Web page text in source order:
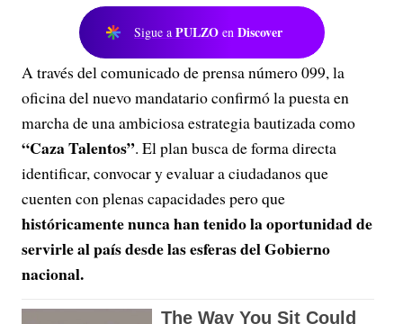
Sigue a PULZO en Discover
A través del comunicado de prensa número 099, la
oficina del nuevo mandatario confirmó la puesta en
marcha de una ambiciosa estrategia bautizada como
“Caza Talentos”. El plan busca de forma directa
identificar, convocar y evaluar a ciudadanos que
cuenten con plenas capacidades pero que
históricamente nunca han tenido la oportunidad de
servirle al país desde las esferas del Gobierno
nacional.